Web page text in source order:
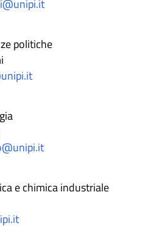
politiche
e chimica industriale